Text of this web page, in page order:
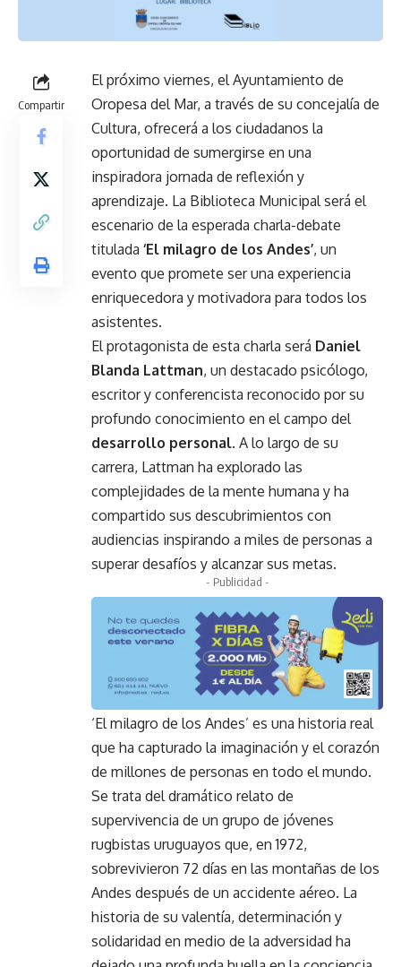
Compartir
El próximo viernes, el Ayuntamiento de
Oropesa del Mar, a través de su concejalía de
Cultura, ofrecerá a los ciudadanos la
oportunidad de sumergirse en una
inspiradora jornada de reflexión y
aprendizaje. La Biblioteca Municipal será el
escenario de la esperada charla-debate
titulada ‘El milagro de los Andes’, un
evento que promete ser una experiencia
enriquecedora y motivadora para todos los
asistentes.
El protagonista de esta charla será Daniel
Blanda Lattman, un destacado psicólogo,
escritor y conferencista reconocido por su
profundo conocimiento en el campo del
desarrollo personal. A lo largo de su
carrera, Lattman ha explorado las
complejidades de la mente humana y ha
compartido sus descubrimientos con
audiencias inspirando a miles de personas a
superar desafíos y alcanzar sus metas.
- Publicidad -
‘El milagro de los Andes’ es una historia real
que ha capturado la imaginación y el corazón
de millones de personas en todo el mundo.
Se trata del dramático relato de
supervivencia de un grupo de jóvenes
rugbistas uruguayos que, en 1972,
sobrevivieron 72 días en las montañas de los
Andes después de un accidente aéreo. La
historia de su valentía, determinación y
solidaridad en medio de la adversidad ha